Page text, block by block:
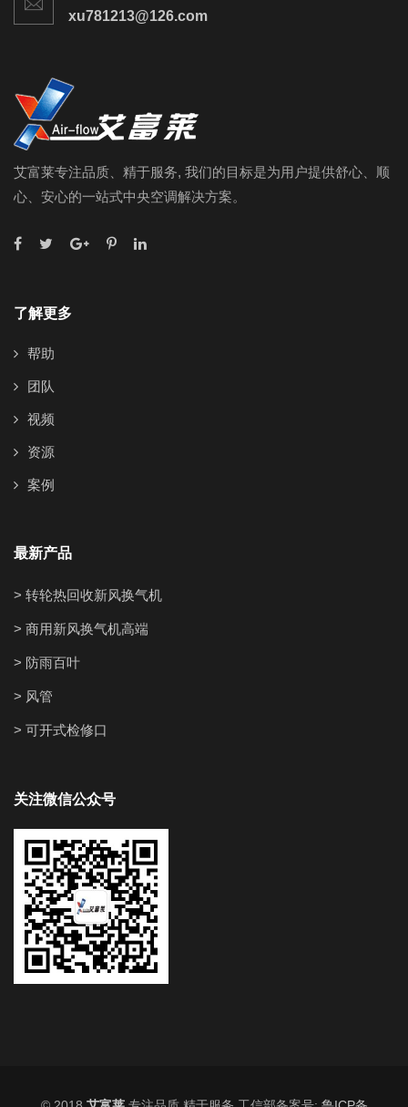
xu781213@126.com
艾富莱专注品质、精于服务, 我们的目标是为用户提供舒心、顺
心、安心的一站式中央空调解决方案。
了解更多
帮助
团队
视频
资源
案例
最新产品
> 转轮热回收新风换气机
> 商用新风换气机高端
> 防雨百叶
> 风管
> 可开式检修口
关注微信公众号